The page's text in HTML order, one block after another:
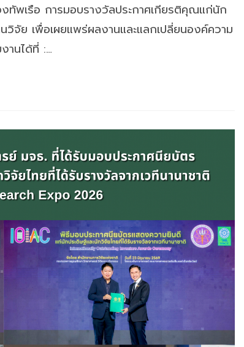
พเรือ การมอบรางวัลประกาศเกียรติคุณแก่นัก
จัย เพื่อเผยแพร่ผลงานและแลกเปลี่ยนองค์ความ
านได้ที่ :…